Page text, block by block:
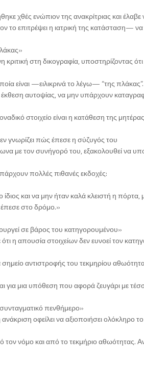
χθές ενώπιον της ανακρίτριας και
επιτρέψει η ιατρική της κατάσταση—
στη δικογραφία, υποστηρίζοντας ότι
είναι —ειλικρινά το λέγω— “της
αυτοψίας, να μην υπάρχουν
στοιχείο είναι η κατάθεση της
γνωρίζει πώς έπεσε η σύζυγός του
με τον συνήγορό του, εξακολουθεί να
πολλές πιθανές εκδοχές:
και να μην ήταν καλά κλειστή η πόρτα,
στο δρόμο.»
σε βάρος του κατηγορουμένου»
η απουσία στοιχείων δεν ευνοεί τον
αντιστροφής του τεκμηρίου
για μια υπόθεση που αφορά ζευγάρι με
πενθήμερο»
ανάκριση οφείλει να αξιοποιήσει
νόμο και από το τεκμήριο αθωότητας.